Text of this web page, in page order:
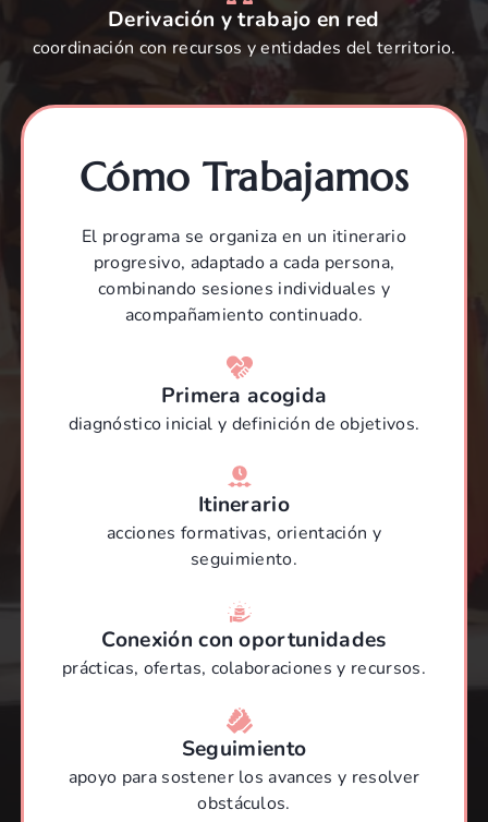
Derivación y trabajo en red
coordinación con recursos y entidades del territorio.
Cómo Trabajamos
El programa se organiza en un itinerario
progresivo, adaptado a cada persona,
combinando sesiones individuales y
acompañamiento continuado.
Primera acogida
diagnóstico inicial y definición de objetivos.
Itinerario
acciones formativas, orientación y
seguimiento.
Conexión con oportunidades
prácticas, ofertas, colaboraciones y recursos.
Seguimiento
apoyo para sostener los avances y resolver
obstáculos.